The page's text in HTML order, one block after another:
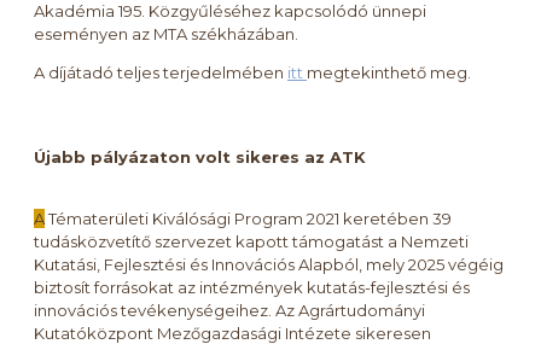
Akadémia 195. Közgyűléséhez kapcsolódó ünnepi
eseményen az MTA székházában.
A díjátadó teljes terjedelmében itt megtekinthető meg.
Újabb pályázaton volt sikeres az ATK
ATématerületi Kiválósági Program 2021 keretében 39
tudásközvetítő szervezet kapott támogatást a Nemzeti
Kutatási, Fejlesztési és Innovációs Alapból, mely 2025 végéig
biztosít forrásokat az intézmények kutatás-fejlesztési és
innovációs tevékenységeihez. Az Agrártudományi
Kutatóközpont Mezőgazdasági Intézete sikeresen